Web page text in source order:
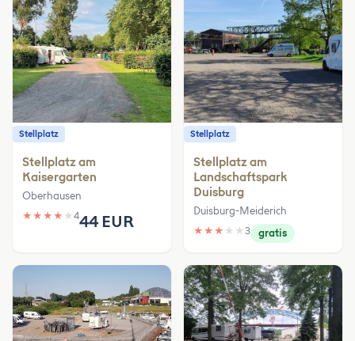
Stellplatz
Stellplatz am
Kaisergarten
Oberhausen
★ ★ ★ ★ ★ 444 EUR
Stellplatz
Stellplatz am
Landschaftspark
Duisburg
Duisburg-Meiderich
★ ★ ★ ★ ★ 3 gratis